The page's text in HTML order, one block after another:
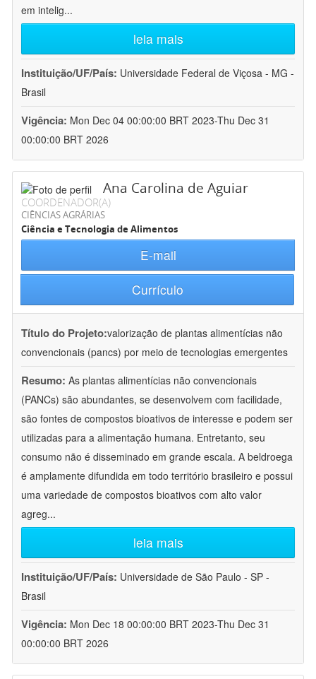
em intelig...
leia mais
Instituição/UF/País: Universidade Federal de Viçosa - MG -
Brasil
Vigência: Mon Dec 04 00:00:00 BRT 2023-Thu Dec 31
00:00:00 BRT 2026
Ana Carolina de Aguiar
COORDENADOR(A)
CIÊNCIAS AGRÁRIAS
Ciência e Tecnologia de Alimentos
E-mail
Currículo
Título do Projeto:valorização de plantas alimentícias não
convencionais (pancs) por meio de tecnologias emergentes
Resumo: As plantas alimentícias não convencionais
(PANCs) são abundantes, se desenvolvem com facilidade,
são fontes de compostos bioativos de interesse e podem ser
utilizadas para a alimentação humana. Entretanto, seu
consumo não é disseminado em grande escala. A beldroega
é amplamente difundida em todo território brasileiro e possui
uma variedade de compostos bioativos com alto valor
agreg...
leia mais
Instituição/UF/País: Universidade de São Paulo - SP -
Brasil
Vigência: Mon Dec 18 00:00:00 BRT 2023-Thu Dec 31
00:00:00 BRT 2026